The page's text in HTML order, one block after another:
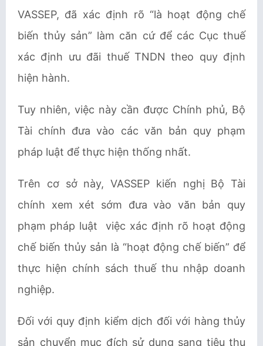
VASSEP, đã xác định rõ “là hoạt động chế
biến thủy sản” làm căn cứ để các Cục thuế
xác định ưu đãi thuế TNDN theo quy định
hiện hành.
Tuy nhiên, việc này cần được Chính phủ, Bộ
Tài chính đưa vào các văn bản quy phạm
pháp luật để thực hiện thống nhất.
Trên cơ sở này, VASSEP kiến nghị Bộ Tài
chính xem xét sớm đưa vào văn bản quy
phạm pháp luật
việc xác định rõ hoạt động
chế biến thủy sản là “hoạt động chế biến” để
thực hiện chính sách thuế thu nhập doanh
nghiệp.
Đối với quy định kiểm dịch đối với hàng thủy
sản chuyển mục đích sử dụng sang tiêu thụ